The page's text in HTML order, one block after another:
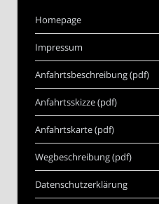
Homepage
Impressum
Anfahrtsbeschreibung (pdf)
Anfahrtsskizze (pdf)
Anfahrtskarte (pdf)
Wegbeschreibung (pdf)
Datenschutzerklärung